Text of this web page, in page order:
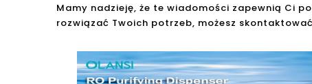
Mamy nadzieję, że te wiadomości zapewnią Ci
rozwiązać Twoich potrzeb, możesz